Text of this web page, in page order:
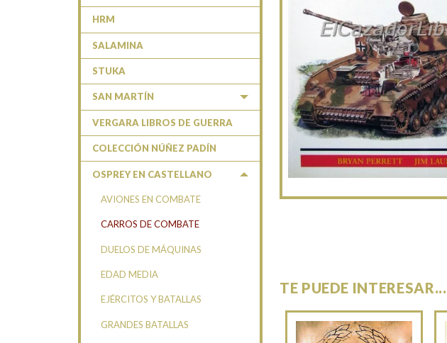
TE PUEDE INTERESAR...
HRM
SALAMINA
STUKA
SAN MARTÍN
VERGARA LIBROS DE GUERRA
COLECCIÓN NÚÑEZ PADÍN
OSPREY EN CASTELLANO
AVIONES EN COMBATE
CARROS DE COMBATE
DUELOS DE MÁQUINAS
EDAD MEDIA
EJÉRCITOS Y BATALLAS
GRANDES BATALLAS